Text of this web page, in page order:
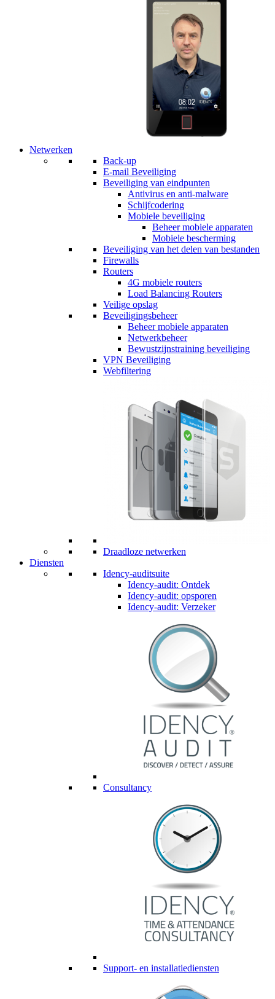
Netwerken
Back-up
E-mail Beveiliging
Beveiliging van eindpunten
Antivirus en anti-malware
Schijfcodering
Mobiele beveiliging
Beheer mobiele apparaten
Mobiele bescherming
Beveiliging van het delen van bestanden
Firewalls
Routers
4G mobiele routers
Load Balancing Routers
Veilige opslag
Beveiligingsbeheer
Beheer mobiele apparaten
Netwerkbeheer
Bewustzijnstraining beveiliging
VPN Beveiliging
Webfiltering
Draadloze netwerken
Diensten
Idency-auditsuite
Idency-audit: Ontdek
Idency-audit: opsporen
Idency-audit: Verzeker
Consultancy
Support- en installatiediensten